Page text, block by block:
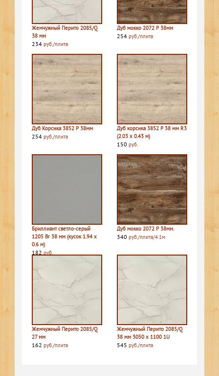
Жемчужный Перито 2085/Q
38 мм
234 руб./плита
Дуб мокко 2072 P 38мм
254 руб./плита
Дуб Корсика 3852 P 38мм
254 руб./плита
Дуб корсика 3852 P 38 мм R3
(2.03 х 0.43 м)
150 руб.
Бриллиант светло-серый
1205 Br 38 мм (кусок 1.94 х
0.6 м)
182 руб.
Дуб мокко 2072 P 38мм.
340 руб./плита/4.1м
Жемчужный Перито 2085/Q
27 мм
162 руб./плита
Жемчужный Перито 2085/Q
38 мм 3050 х 1100 1U
545 руб./плита